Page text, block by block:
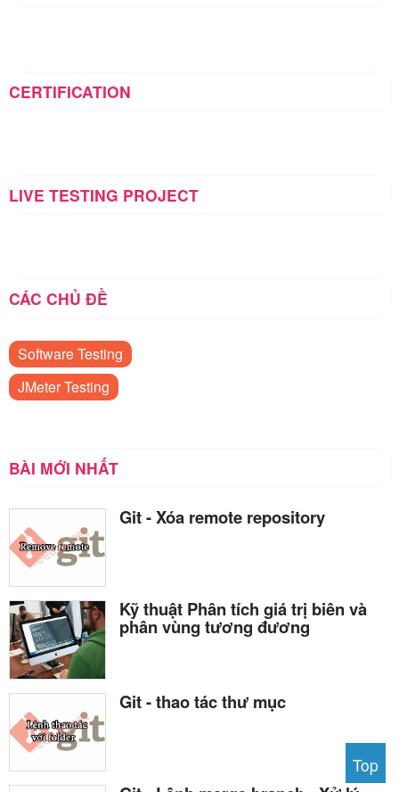
CERTIFICATION
LIVE TESTING PROJECT
CÁC CHỦ ĐỀ
Software Testing
JMeter Testing
BÀI MỚI NHẤT
Git - Xóa remote repository
Kỹ thuật Phân tích giá trị biên và
phân vùng tương đương
Git - thao tác thư mục
Top